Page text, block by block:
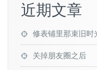
近期文章
修表铺里那束旧时
关掉朋友圈之后